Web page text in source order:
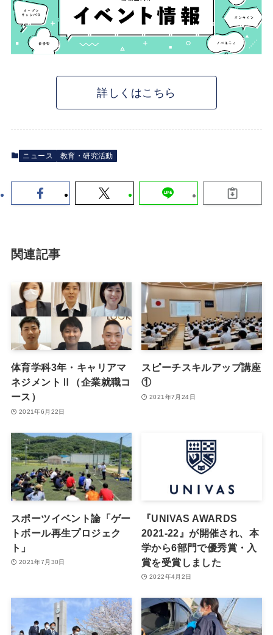
詳しくはこちら
ニュース 教育・研究活動
関連記事
体育学科3年・キャリアマ
ネジメントⅡ（企業就職コ
ース）
2021年6月22日
スピーチスキルアップ講座
①
2021年7月24日
スポーツイベント論「ゲー
トボール再生プロジェク
ト」
2021年7月30日
『UNIVAS AWARDS
2021-22』が開催され、本
学から6部門で優秀賞・入
賞を受賞しました
2022年4月2日